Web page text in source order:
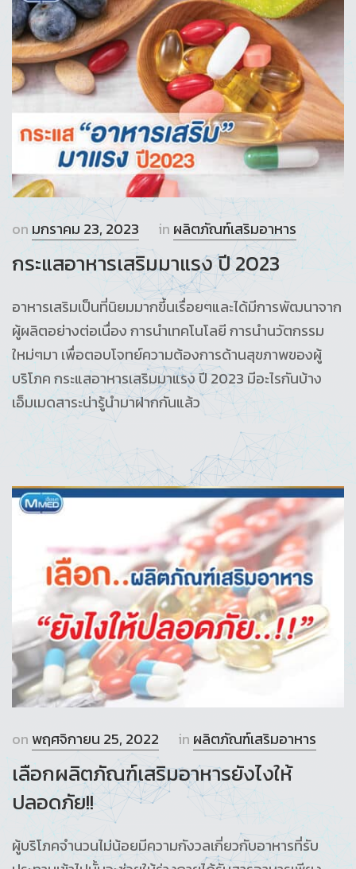
onมกราคม 23, 2023 in ผลิตภัณฑ์เสริมอาหาร
กระแสอาหารเสริมมาแรง ปี 2023
อาหารเสริมเป็นที่นิยมมากขึ้นเรื่อยๆและได้มีการพัฒนาจาก
ผู้ผลิตอย่างต่อเนื่อง การนำเทคโนโลยี การนำนวัตกรรม
ใหม่ๆมา เพื่อตอบโจทย์ความต้องการด้านสุขภาพของผู้
บริโภค กระแสอาหารเสริมมาแรง ปี 2023 มีอะไรกันบ้าง
เอ็มเมดสาระน่ารู้นำมาฝากกันแล้ว
on พฤศจิกายน 25, 2022 in ผลิตภัณฑ์เสริมอาหาร
เลือกผลิตภัณฑ์เสริมอาหารยังไงให้
ปลอดภัย!!
ผู้บริโภคจำนวนไม่น้อยมีความกังวลเกี่ยวกับอาหารที่รับ